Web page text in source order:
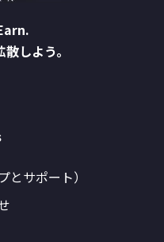
しよう。
とサポート）